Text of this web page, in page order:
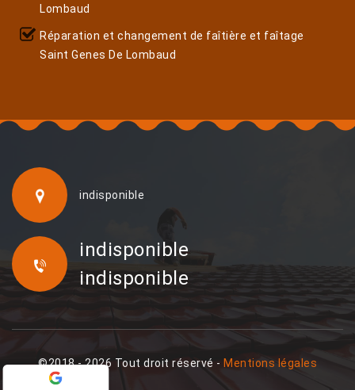
Lombaud
Réparation et changement de faîtière et faîtage
Saint Genes De Lombaud
indisponible
indisponible
indisponible
©2018 - 2026 Tout droit réservé - Mentions légales